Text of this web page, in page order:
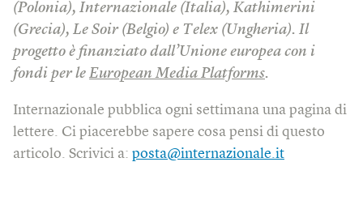
(Polonia), Internazionale (Italia), Kathimerini
(Grecia), Le Soir (Belgio) e Telex (Ungheria). Il
progetto è finanziato dall’Unione europea con i
fondi per le European Media Platforms.
Internazionale pubblica ogni settimana una pagina di
lettere. Ci piacerebbe sapere cosa pensi di questo
articolo. Scrivici a: posta@internazionale.it